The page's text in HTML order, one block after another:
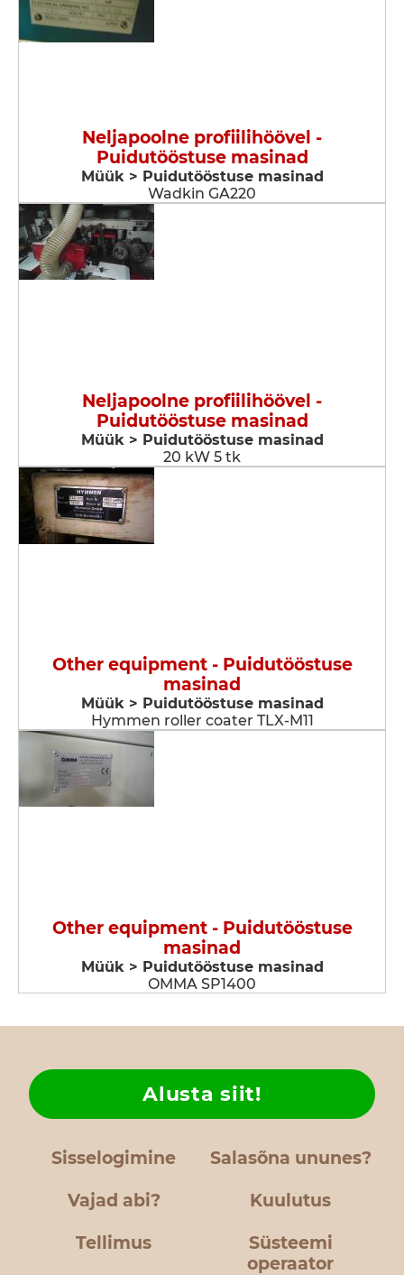
Neljapoolne profiilihöövel -
Puidutööstuse masinad
Müük > Puidutööstuse masinad
Wadkin GA220
Neljapoolne profiilihöövel -
Puidutööstuse masinad
Müük > Puidutööstuse masinad
20 kW 5 tk
Other equipment - Puidutööstuse
masinad
Müük > Puidutööstuse masinad
Hymmen roller coater TLX-M11
Other equipment - Puidutööstuse
masinad
Müük > Puidutööstuse masinad
OMMA SP1400
Sisselogimine Salasõna ununes?
Vajad abi?
Alusta siit!
Kuulutus
Tellimus
Süsteemi
operaator